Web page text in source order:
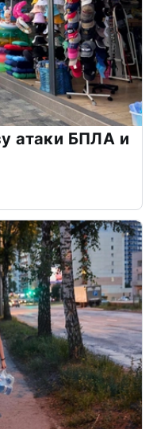
атаки БПЛА и